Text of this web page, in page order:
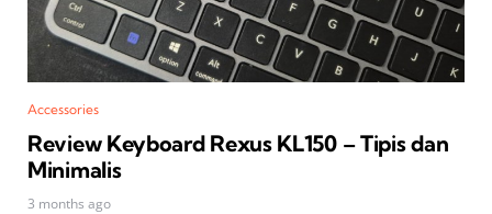
Accessories
Review Keyboard Rexus KL150 – Tipis dan
Minimalis
3 months ago